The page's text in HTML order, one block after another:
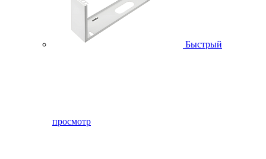
Быстрый
просмотр